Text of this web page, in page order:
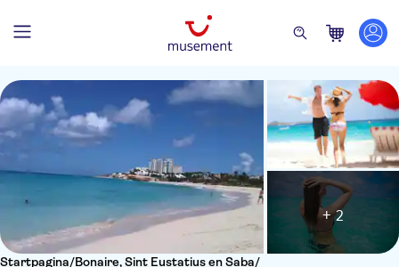
Startpagina/Bonaire, Sint Eustatius en Saba/
+ 2